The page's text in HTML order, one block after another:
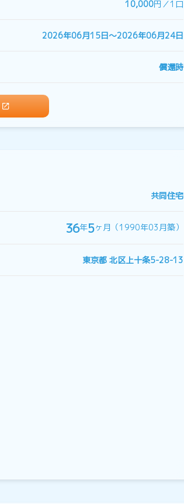
10,000円／1口
2026年06月15日〜2026年06月24日
償還時
共同住宅
36年5ヶ月（1990年03月築）
東京都 北区上十条5-28-13